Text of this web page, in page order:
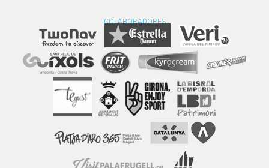
COLABORADORES